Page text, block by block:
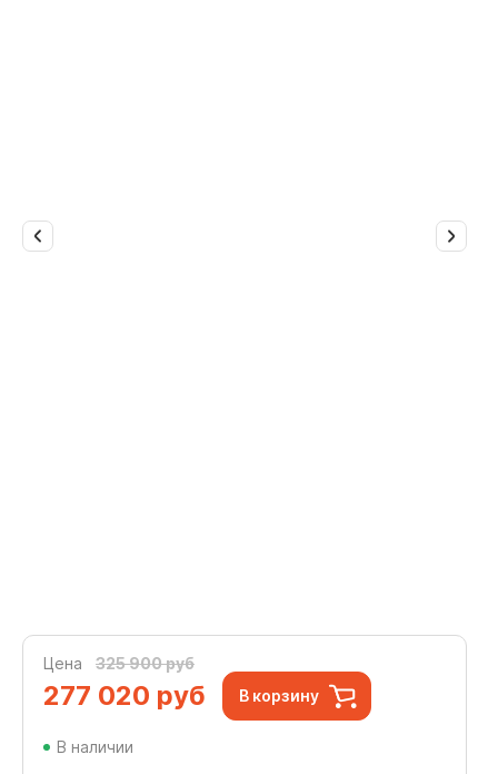
Цена 325 900 руб
277 020 руб В корзину
В наличии